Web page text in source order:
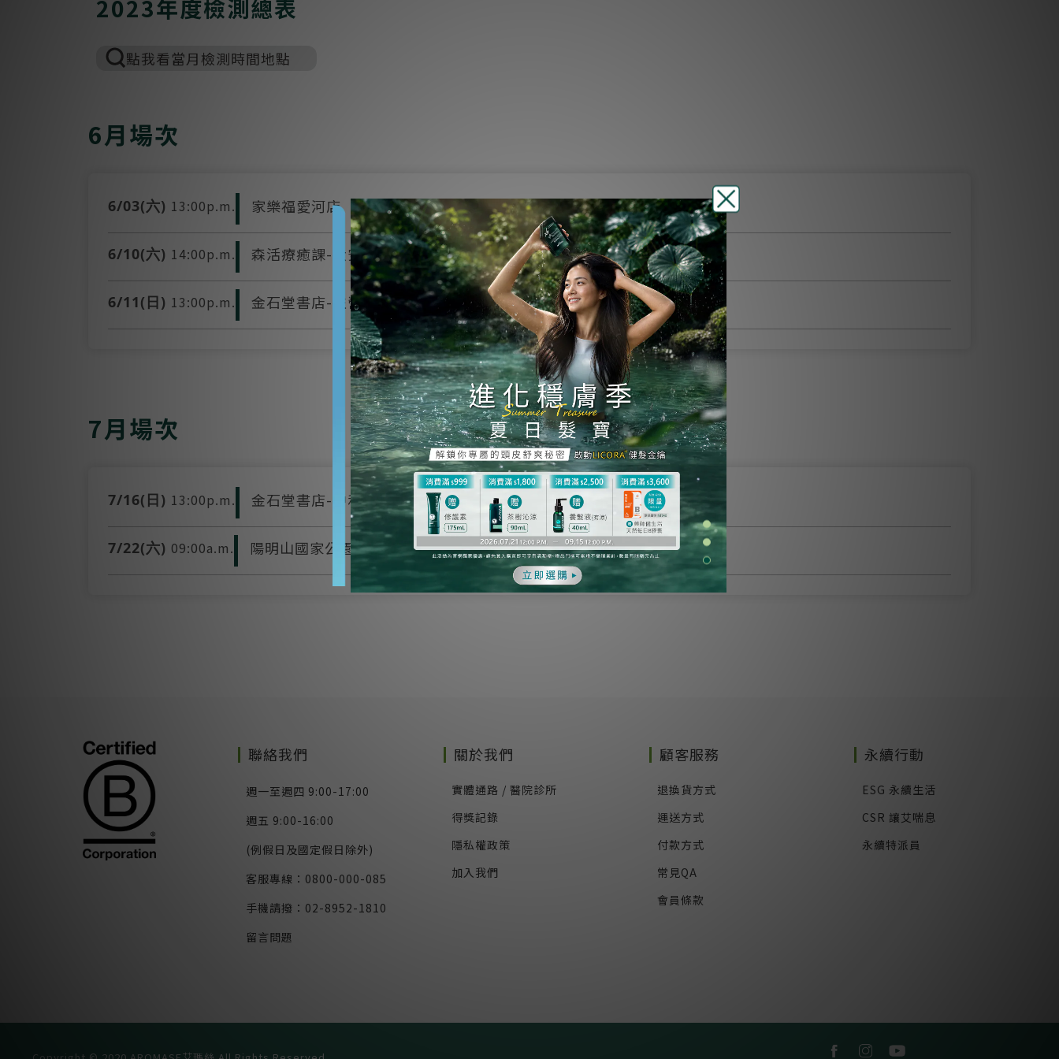
2023年度檢測總表
點我看當月檢測時間地點
6月場次
6/03(六) 13:00p.m. 家樂福愛河店
6/10(六) 14:00p.m. 森活療癒課-大安森林公園(需報名)
6/11(日) 13:00p.m. 金石堂書店-左營環球店
7月場次
7/16(日) 13:00p.m. 金石堂書店-中和環球店
7/22(六) 09:00a.m. 陽明山國家公園(需報名)
聯絡我們
週一至週四 9:00-17:00
週五 9:00-16:00
(例假日及國定假日除外)
客服專線：0800-000-085
手機請撥：02-8952-1810
留言問題
關於我們
實體通路 / 醫院診所
得獎記錄
隱私權政策
加入我們
顧客服務
退換貨方式
運送方式
付款方式
常見QA
會員條款
永續行動
ESG 永續生活
CSR 讓艾喘息
永續特派員